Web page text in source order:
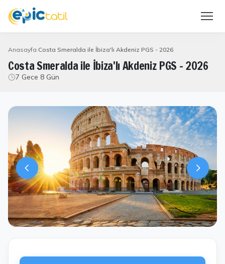
Anasayfa Costa Smeralda ile İbiza'lı Akdeniz PGS - 2026
Costa Smeralda ile İbiza'lı Akdeniz PGS - 2026
7 Gece 8 Gün